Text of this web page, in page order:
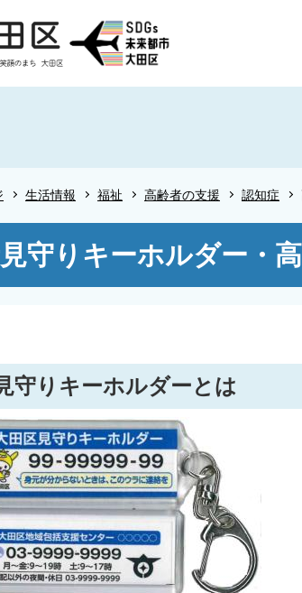
生活情報 福祉 高齢者の支援 認知症
守りキーホルダー・
守りキーホルダーとは